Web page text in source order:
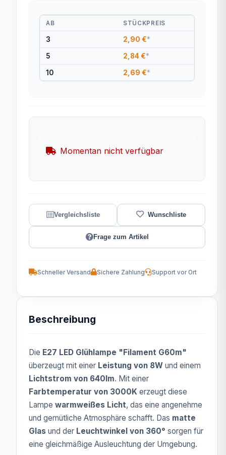
AB STÜCKPREIS
3 2,90 €*
5 2,84 €*
10 2,69 €*
Momentan nicht verfügbar
Frage zum Artikel
Schneller Versand Sichere Zahlung Support vor Ort
Beschreibung
Die E27 LED Glühlampe "Filament G60m"
überzeugt mit einer Leistung von 8W und einem
Lichtstrom von 640lm. Mit einer
Farbtemperatur von 3000K erzeugt diese
Lampe warmweißes Licht, das eine angenehme
und gemütliche Atmosphäre schafft. Das matte
Glas und der Leuchtwinkel von 360° sorgen für
eine gleichmäßige Ausleuchtung der Umgebung.